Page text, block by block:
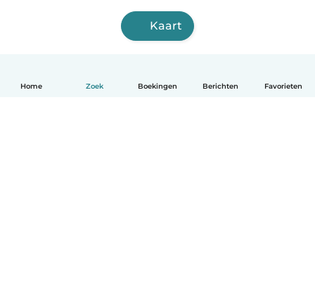
Home Zoek Boekingen Berichten Favorieten
Kaart